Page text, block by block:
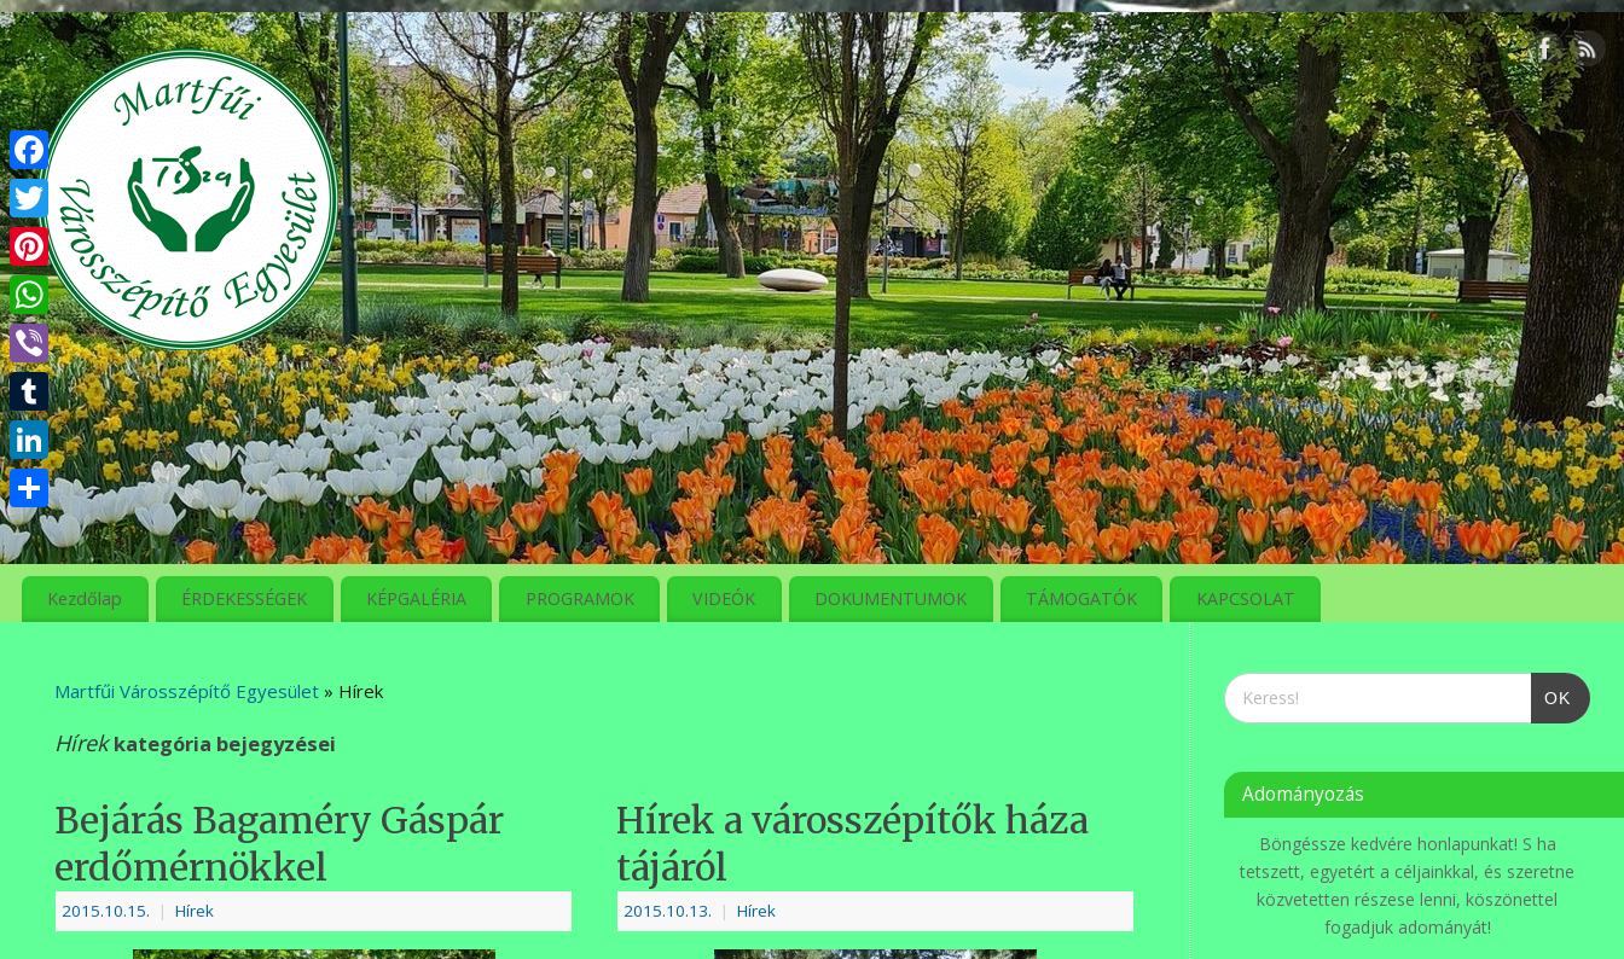
Kezdőlap ÉRDEKESSÉGEK KÉPGALÉRIA PROGRAMOK VIDEÓK DOKUMENTUMOK TÁMOGATÓK KAPCSOLAT
Martfűi Városszépítő Egyesület » Hírek
Hírekkategória bejegyzései
Bejárás Bagaméry Gáspár
erdőmérnökkel
2015.10.15. | Hírek
Hírek a városszépítők háza
tájáról
2015.10.13. | Hírek
OK
Adományozás
Böngéssze kedvére honlapunkat! S ha
tetszett, egyetért a céljainkkal, és szeretne
közvetetten részese lenni, köszönettel
fogadjuk adományát!
Facebook
Twitter
Pinterest
WhatsApp
Viber
Tumblr
LinkedIn
Ossza
meg